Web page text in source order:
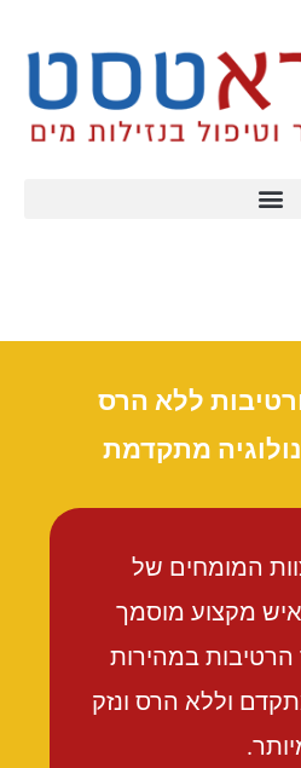
ללא הרס
מתקדמת
המומחים של
מקצוע מוסמך
במהירות
וללא הרס ונזק